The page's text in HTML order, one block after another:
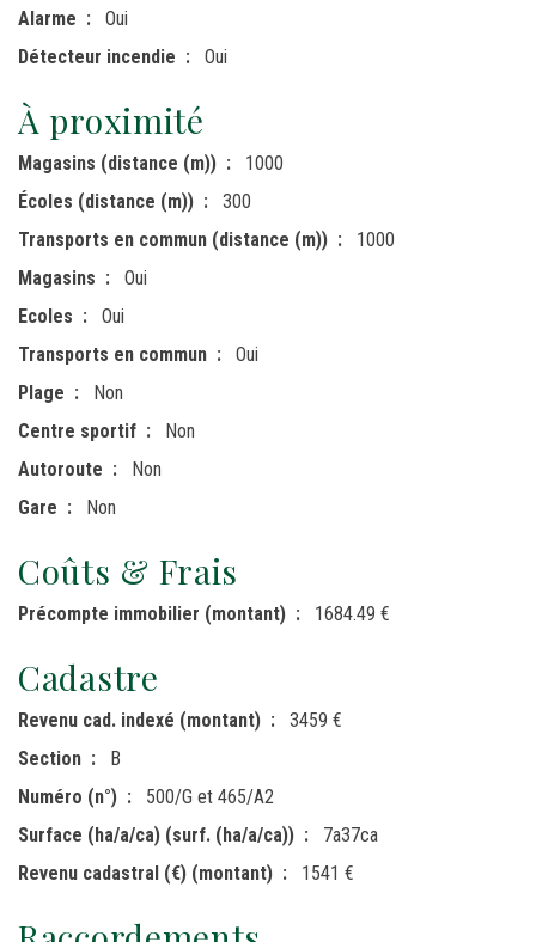
Alarme
Oui
Détecteur incendie
Oui
À proximité
Magasins (distance (m))
1000
Écoles (distance (m))
300
Transports en commun (distance (m))
1000
Magasins
Oui
Ecoles
Oui
Transports en commun
Oui
Plage
Non
Centre sportif
Non
Autoroute
Non
Gare
Non
Coûts & Frais
Précompte immobilier (montant) 1684.49 €
Cadastre
Revenu cad. indexé (montant)
3459 €
Section
B
Numéro (n°)
500/G et 465/A2
Surface (ha/a/ca) (surf. (ha/a/ca))
7a37ca
Revenu cadastral (€) (montant)
1541 €